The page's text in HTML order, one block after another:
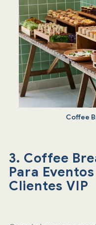
Coffee
3. Coffee
Para
Clientes VIP